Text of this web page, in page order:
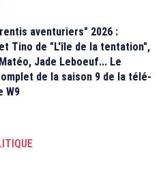
aventuriers" 2026 :
Tino de "L'île de la tentation",
Jade Leboeuf... Le
de la saison 9 de la télé-
W9